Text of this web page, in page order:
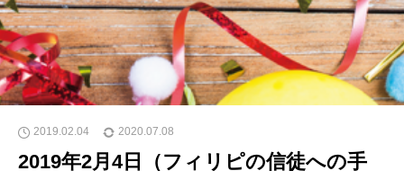
2019.02.04 2020.07.08
2019年2月4日（フィリピの信徒への手